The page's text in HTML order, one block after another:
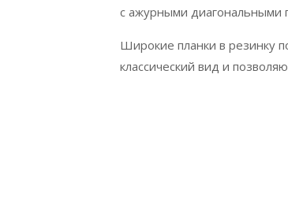
с ажурными диагональными
Широкие планки в резинку
классический вид и